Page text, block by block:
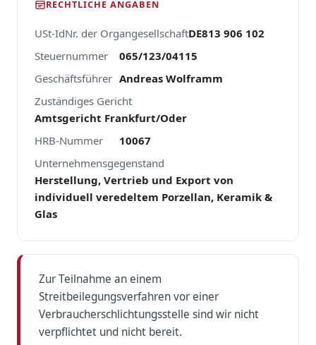
RECHTLICHE ANGABEN
USt-IdNr. der OrgangesellschaftDE813 906 102
Steuernummer
065/123/04115
Geschäftsführer Andreas Wolframm
Zuständiges Gericht
Amtsgericht Frankfurt/Oder
HRB-Nummer
10067
Unternehmensgegenstand
Herstellung, Vertrieb und Export von
individuell veredeltem Porzellan, Keramik &
Glas
Zur Teilnahme an einem
Streitbeilegungsverfahren vor einer
Verbraucherschlichtungsstelle sind wir nicht
verpflichtet und nicht bereit.